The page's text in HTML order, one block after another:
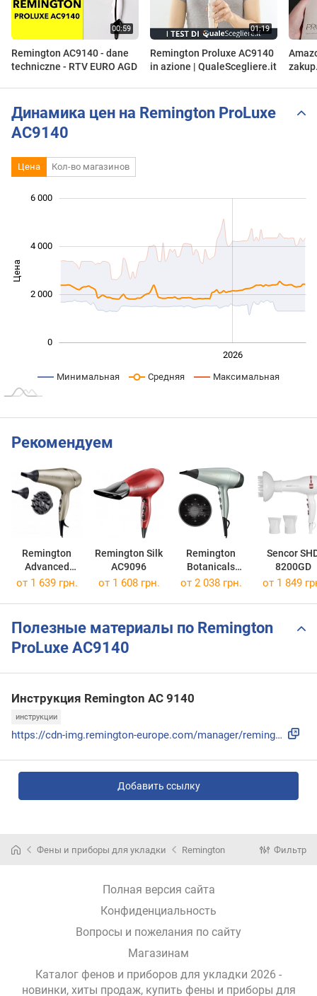
Remington AC9140 - dane
techniczne - RTV EURO AGD
Remington Proluxe AC9140
in azione | QualeScegliere.it
Динамика цен на Remington ProLuxe
AC9140
Цена Кол-во магазинов
Цена
0
2 000
4 000
6 000
2026
Минимальная Средняя Максимальная
Рекомендуем
Remington
Advanced
Colour Protect
Remington Silk
AC9096
Remington
Botanicals
AC5860
Sencor
8200GD
от 1 639 грн. от 1 608 грн. от 2 038 грн. от 1 849
Полезные материалы по Remington
ProLuxe AC9140
Инструкция Remington AC 9140
инструкции
https://cdn-img.remington-europe.com/manager/remington-euro...
Добавить ссылку
Фены и приборы для укладки Remington Фильтр
Полная версия сайта
Конфиденциальность
Вопросы и пожелания по сайту
Магазинам
Каталог фенов и приборов для укладки 2026 -
новинки, хиты продаж, купить фены и приборы для